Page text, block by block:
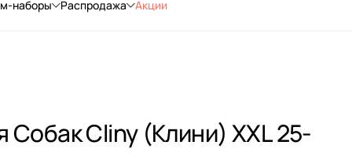
наборы Распродажа Акции
Собак Cliny (Клини) XXL 25-